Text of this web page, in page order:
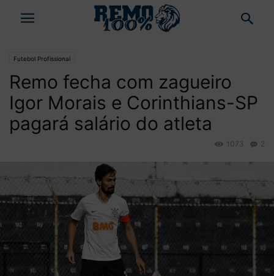
Futebol Profissional
Remo fecha com zagueiro
Igor Morais e Corinthians-SP
pagará salário do atleta
2
1073